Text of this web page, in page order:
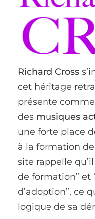
Richard Cross
cet héritage
présente
des musiques
une forte place
à la formation
site rappelle
de formation” et
d’adoption”, ce
logique de sa